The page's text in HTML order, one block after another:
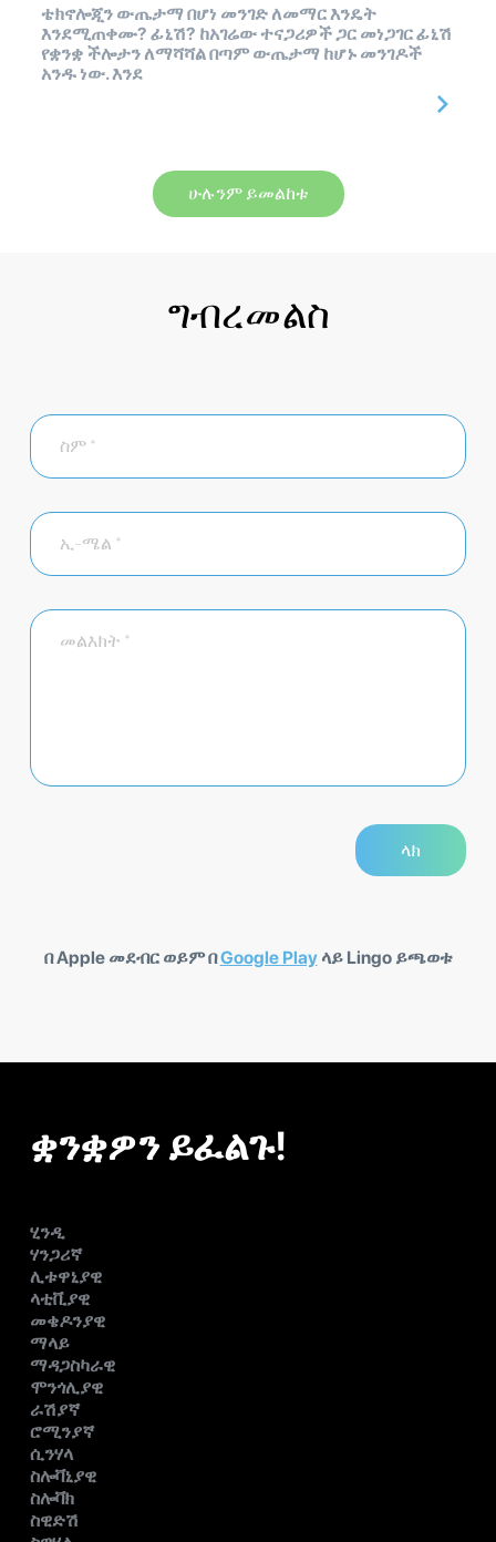
ቴክኖሎጂን ውጤታማ በሆነ መንገድ ለመማር እንዴት
እንደሚጠቀሙ? ፊኒሽ? ከአገሬው ተናጋሪዎች ጋር መነጋገር ፊኒሽ
የቋንቋ ችሎታን ለማሻሻል በጣም ውጤታማ ከሆኑ መንገዶች
አንዱ ነው. እንደ
ሁሉንም ይመልከቱ
ግብረመልስ
በ Apple መደብር ወይም በGoogle Playላይ Lingo ይጫወቱ
ቋንቋዎን ይፈልጉ!
ሂንዲ
ሃንጋሪኛ
ሊቱዋኒያዊ
ላቲቪያዊ
መቄዶንያዊ
ማላይ
ማዳጋስካራዊ
ሞንጎሊያዊ
ራሽያኛ
ሮሚንያኛ
ሲንሃላ
ስሎቫኒያዊ
ስሎቫክ
ስዊድሽ